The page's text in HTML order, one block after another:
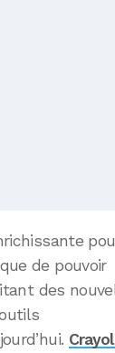
de pouvoir
des